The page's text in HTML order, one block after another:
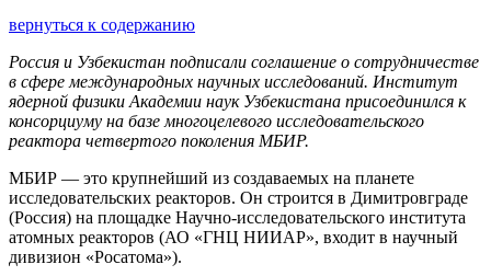
вернуться к содержанию
Россия и Узбекистан подписали соглашение о сотрудничестве
в сфере международных научных исследований. Институт
ядерной физики Академии наук Узбекистана присоединился к
консорциуму на базе многоцелевого исследовательского
реактора четвертого поколения МБИР.
МБИР — это крупнейший из создаваемых на планете
исследовательских реакторов. Он строится в Димитровграде
(Россия) на площадке Научно-исследовательского института
атомных реакторов (АО «ГНЦ НИИАР», входит в научный
дивизион «Росатома»).